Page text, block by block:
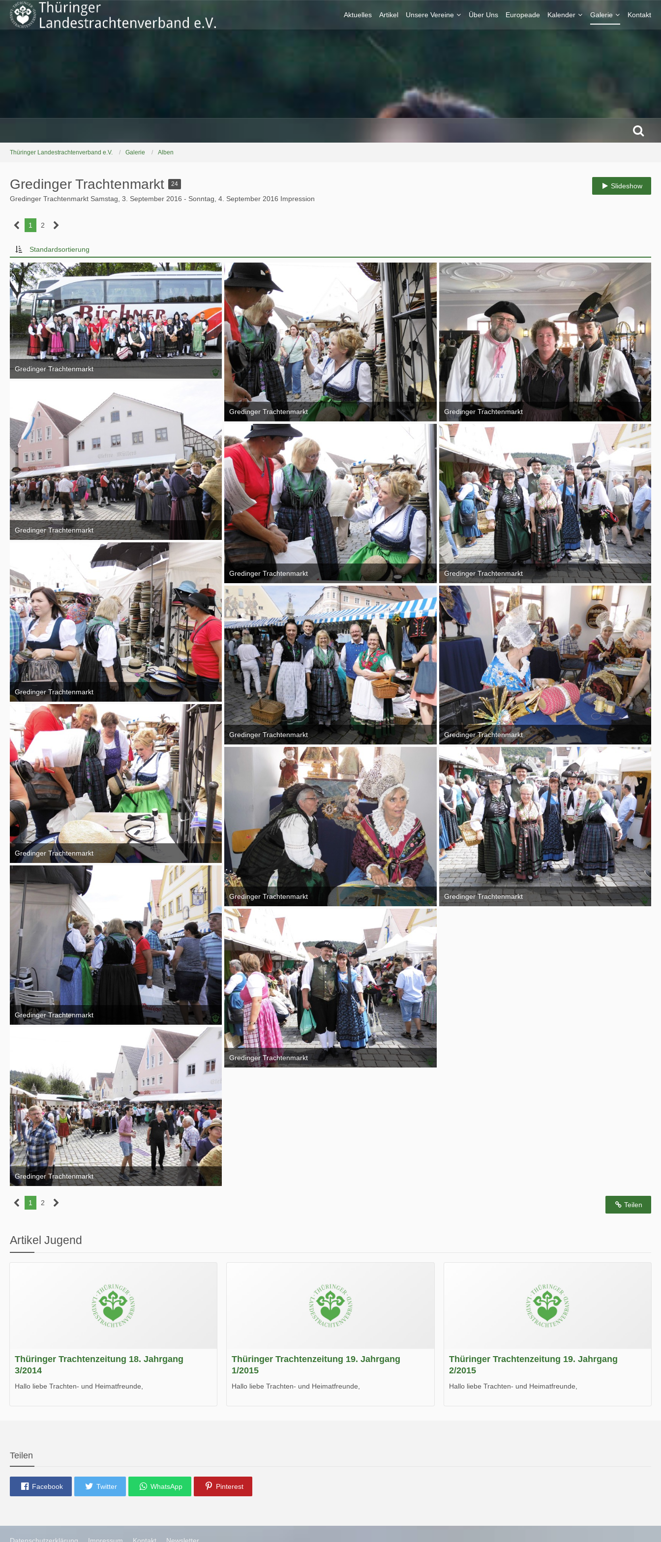
Aktuelles Artikel Unsere Vereine Über Uns Europeade Kalender Galerie Kontakt
Thüringer Landestrachtenverband e.V. Galerie Alben
Gredinger Trachtenmarkt 24
Gredinger Trachtenmarkt Samstag, 3. September 2016 - Sonntag, 4. September 2016 Impression
Slideshow
1 2
Standardsortierung
Gredinger Trachtenmarkt
4. September 2016
Gredinger Trachtenmarkt
4. September 2016
Gredinger Trachtenmarkt
4. September 2016
Gredinger Trachtenmarkt
4. September 2016
Gredinger Trachtenmarkt
4. September 2016
Gredinger Trachtenmarkt
4. September 2016
Gredinger Trachtenmarkt
4. September 2016
Gredinger Trachtenmarkt
4. September 2016
Gredinger Trachtenmarkt
4. September 2016
Gredinger Trachtenmarkt
4. September 2016
Gredinger Trachtenmarkt
4. September 2016
Gredinger Trachtenmarkt
4. September 2016
Gredinger Trachtenmarkt
4. September 2016
Gredinger Trachtenmarkt
4. September 2016
Gredinger Trachtenmarkt
4. September 2016
1 2 Teilen
Artikel Jugend
Thüringer Trachtenzeitung 18. Jahrgang
3/2014
Hallo liebe Trachten- und Heimatfreunde,
Thüringer Trachtenzeitung 19. Jahrgang
1/2015
Hallo liebe Trachten- und Heimatfreunde,
Thüringer Trachtenzeitung 19. Jahrgang
2/2015
Hallo liebe Trachten- und Heimatfreunde,
Teilen
Facebook Twitter WhatsApp Pinterest